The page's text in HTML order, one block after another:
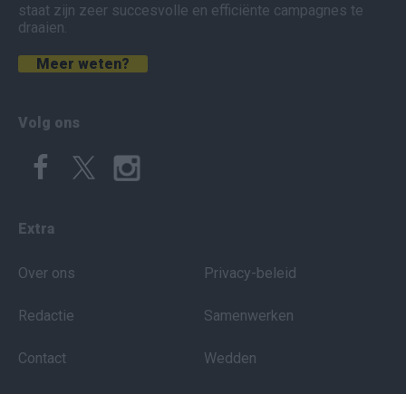
staat zijn zeer succesvolle en efficiënte campagnes te
draaien.
Meer weten?
Volg ons
Extra
Over ons
Redactie
Contact
Privacy-beleid
Samenwerken
Wedden